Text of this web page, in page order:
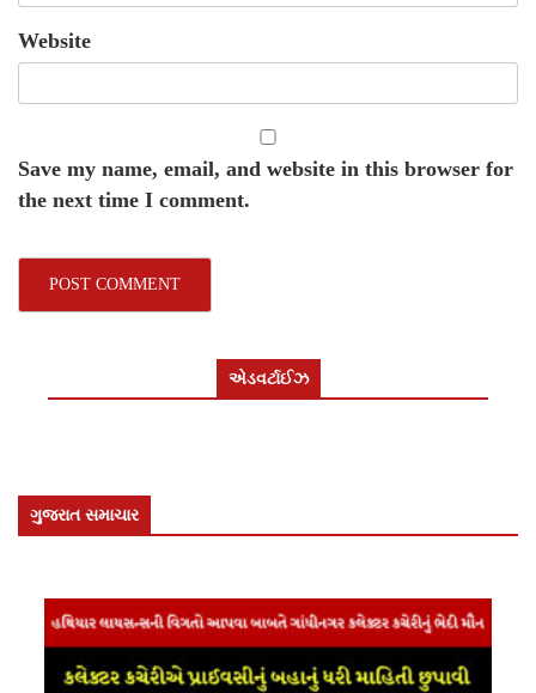
Website
Save my name, email, and website in this browser for
the next time I comment.
એડવર્ટાઈઝ
ગુજરાત સમાચાર